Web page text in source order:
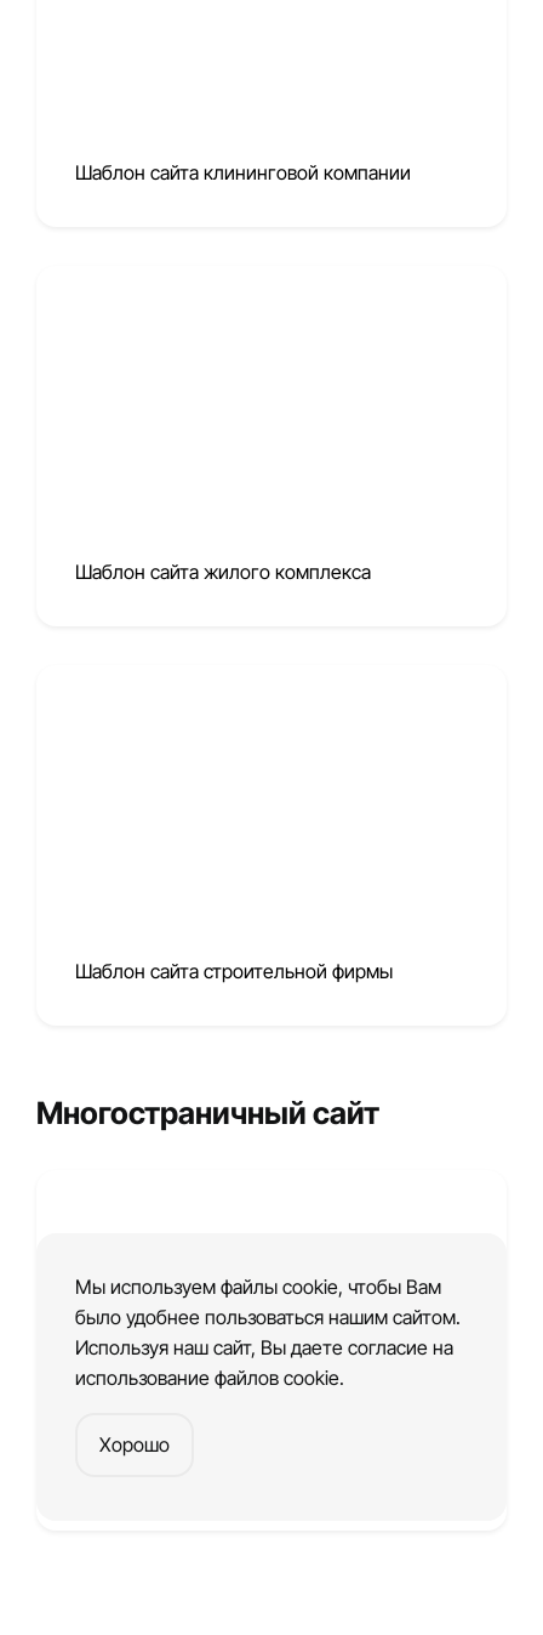
Шаблон сайта клининговой компании
Шаблон сайта жилого комплекса
Шаблон сайта строительной фирмы
Многостраничный сайт
Мы используем файлы cookie, чтобы Вам
было удобнее пользоваться нашим сайтом.
Используя наш сайт, Вы даете согласие на
использование файлов cookie.
Хорошо